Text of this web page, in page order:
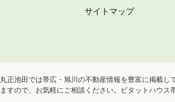
サイトマップ
丸正池田では帯広・旭川の不動産情報を豊富に掲載
ますので、お気軽にご相談ください。ピタットハウ